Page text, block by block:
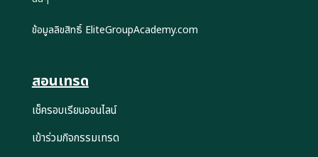
ข้อมูลลิขสิทธิ์ EliteGroupAcademy.com
สอนเทรด
เช็ครอบเรียนออนไลน์
เข้าร่วมกิจกรรมเทรด